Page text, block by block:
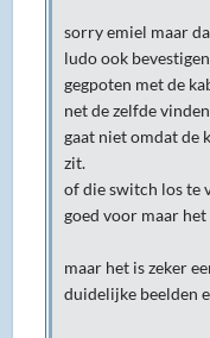
sorry emiel maar
ludo ook
gegpoten met de
net de zelfde
gaat niet omdat de
zit.
of die switch los te
goed voor maar
maar het is zeker
duidelijke beelden